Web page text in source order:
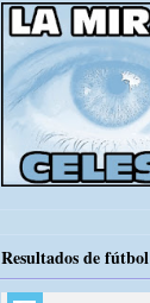
Resultados de fútbol